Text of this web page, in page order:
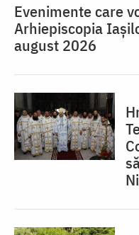
Evenimente care
Arhiepiscopia
august 2026